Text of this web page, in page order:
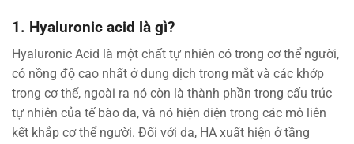
1. Hyaluronic acid là gì?
Hyaluronic Acid là một chất tự nhiên có trong cơ thể người,
có nồng độ cao nhất ở dung dịch trong mắt và các khớp
trong cơ thể, ngoài ra nó còn là thành phần trong cấu trúc
tự nhiên của tế bào da, và nó hiện diện trong các mô liên
kết khắp cơ thể người. Đối với da, HA xuất hiện ở tầng